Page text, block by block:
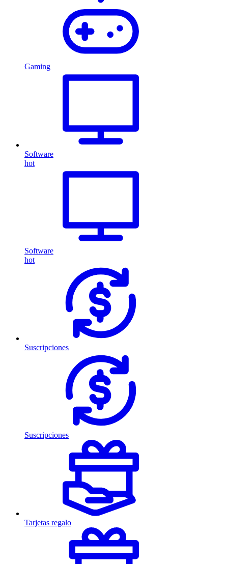
Gaming
Software
hot
Software
hot
Suscripciones
Suscripciones
Tarjetas regalo